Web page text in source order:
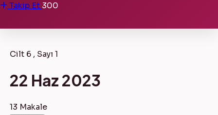
Takip Et 300
Cilt 6 , Sayı 1
22 Haz 2023
13 Makale